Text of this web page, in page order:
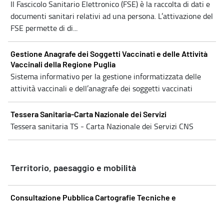
Il Fascicolo Sanitario Elettronico (FSE) è la raccolta di dati e
documenti sanitari relativi ad una persona. L’attivazione del
FSE permette di di...
Gestione Anagrafe dei Soggetti Vaccinati e delle Attività
Vaccinali della Regione Puglia
Sistema informativo per la gestione informatizzata delle
attività vaccinali e dell’anagrafe dei soggetti vaccinati
Tessera Sanitaria-Carta Nazionale dei Servizi
Tessera sanitaria TS - Carta Nazionale dei Servizi CNS
Territorio, paesaggio e mobilità
Consultazione Pubblica Cartografie Tecniche e